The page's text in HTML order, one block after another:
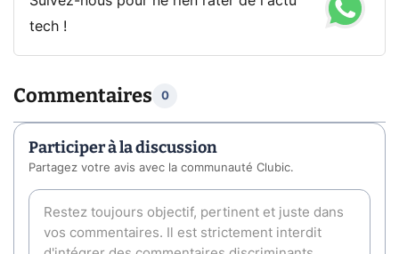
tech !
Commentaires 0
Participer à la discussion
Partagez votre avis avec la communauté Clubic.